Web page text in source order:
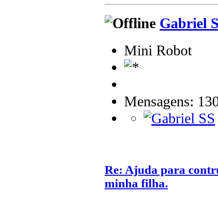
Gabriel
Mini Robot
Mensagens:
Re: Ajuda para
minha filha.